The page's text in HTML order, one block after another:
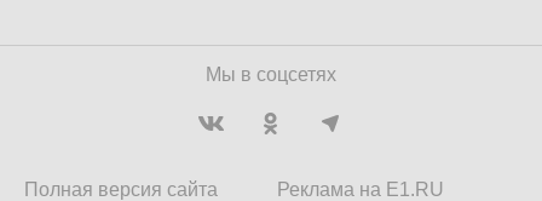
Мы в соцсетях
Полная версия сайта
Реклама на E1.RU